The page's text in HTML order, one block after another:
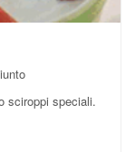
sciroppi speciali.